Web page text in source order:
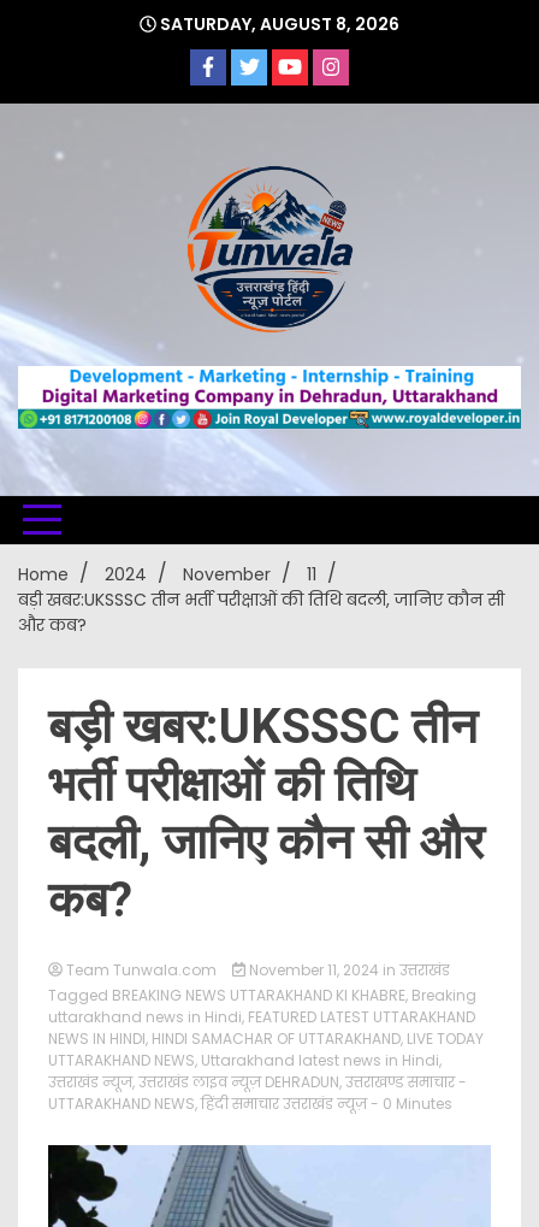
SATURDAY, AUGUST 8, 2026
Uttarakhand Hindi News Portal
Home 2024 November
11
बड़ी खबर:UKSSSC तीन भर्ती परीक्षाओं की तिथि बदली, जानिए कौन सी
और कब?
बड़ी खबर:UKSSSC तीन
भर्ती परीक्षाओं की तिथि
बदली, जानिए कौन सी और
कब?
Team Tunwala.com November 11, 2024 in उत्तराखंड
Tagged BREAKING NEWS UTTARAKHAND KI KHABRE, Breaking
uttarakhand news in Hindi, FEATURED LATEST UTTARAKHAND
NEWS IN HINDI, HINDI SAMACHAR OF UTTARAKHAND, LIVE TODAY
UTTARAKHAND NEWS, Uttarakhand latest news in Hindi,
उत्तराखंड न्यूज,उत्तराखंड लाइव न्यूज़ DEHRADUN,उत्तराखण्ड समाचार -
UTTARAKHAND NEWS,हिंदी समाचार उत्तराखंड न्यूज़ - 0 Minutes